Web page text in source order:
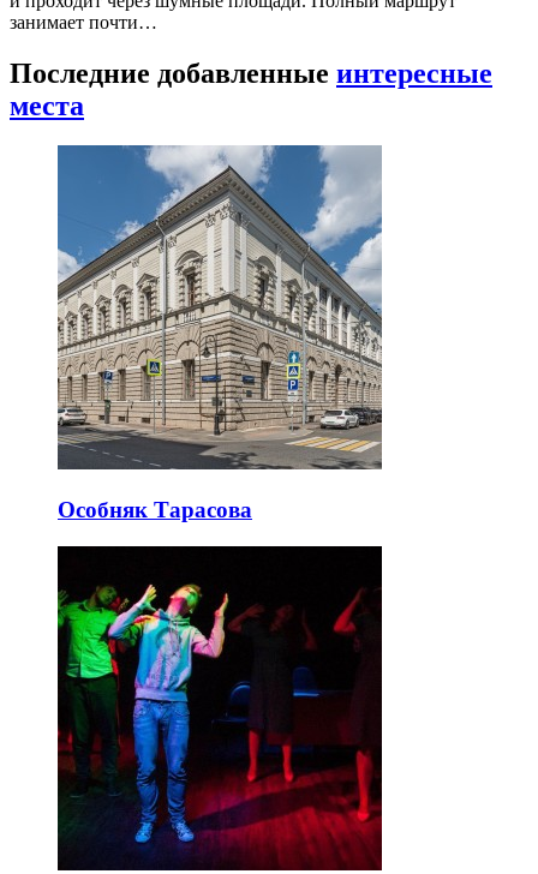
занимает почти…
Последние добавленные интересные
места
Особняк Тарасова